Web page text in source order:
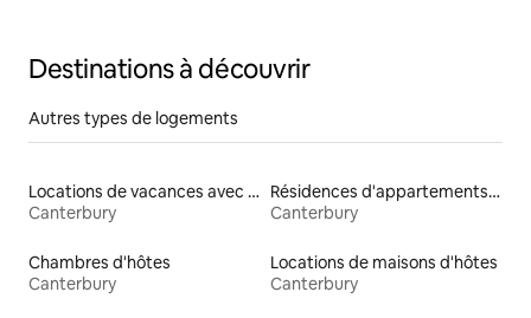
Destinations à découvrir
Autres types de logements
Locations de vacances avec piscine
Canterbury
Résidences d'appartements en location
Canterbury
Chambres d'hôtes
Canterbury
Locations de maisons d'hôtes
Canterbury